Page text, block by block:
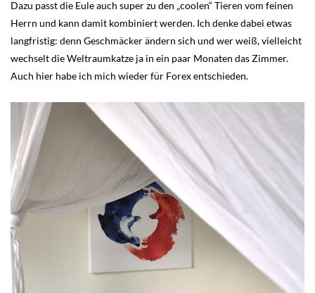
Dazu passt die Eule auch super zu den „coolen“ Tieren vom feinen
Herrn und kann damit kombiniert werden. Ich denke dabei etwas
langfristig: denn Geschmäcker ändern sich und wer weiß, vielleicht
wechselt die Weltraumkatze ja in ein paar Monaten das Zimmer.
Auch hier habe ich mich wieder für Forex entschieden.